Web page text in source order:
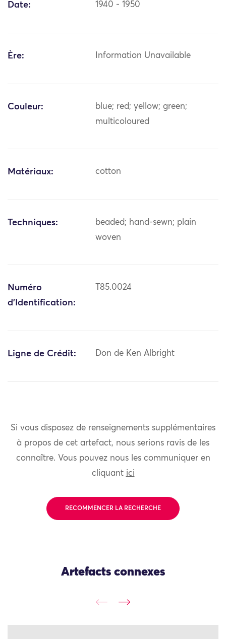
Date: 1940 - 1950
Ère: Information Unavailable
Couleur:
blue; red; yellow; green;
multicoloured
Matériaux: cotton
Techniques:
beaded; hand-sewn; plain
woven
Numéro
d'Identification:
T85.0024
Ligne de Crédit: Don de Ken Albright
Si vous disposez de renseignements supplémentaires
à propos de cet artefact, nous serions ravis de les
connaître. Vous pouvez nous les communiquer en
cliquant ici
RECOMMENCER LA RECHERCHE
Artefacts connexes